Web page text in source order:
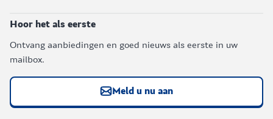
Hoor het als eerste
Ontvang aanbiedingen en goed nieuws als eerste in uw
mailbox.
Meld u nu aan